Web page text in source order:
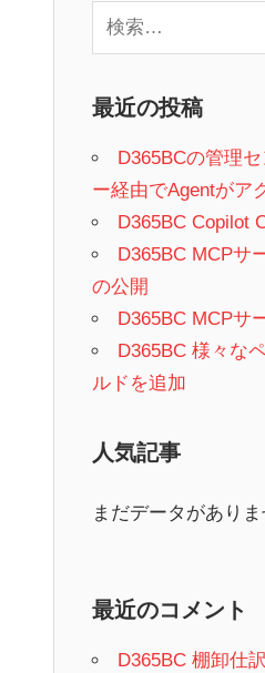
索:
最近の投稿
D365BCの管理
ー経由でAgentがア
D365BC Copilot
D365BC MCPサ
の公開
D365BC MCPサ
D365BC 様々な
ルドを追加
人気記事
まだデータがありま
最近のコメント
D365BC 棚卸仕